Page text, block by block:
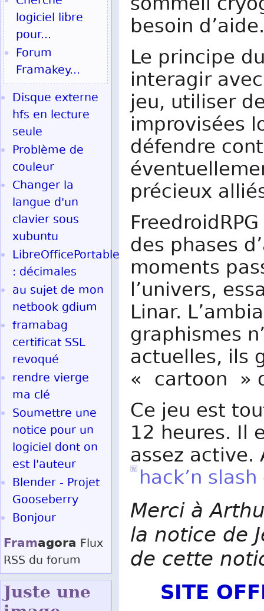
besoin d’aide.
Le principe
interagir
jeu, utiliser
improvisées
défendre
précieux
des phases
moments
l’univers,
Linar.
graphismes
actuelles, ils
« cartoon »
Ce jeu est
12 heures. Il
assez active.
hack’n slash
Merci à
la notice de
de cette
SITE
logiciel libre
pour...
Forum
Framakey...
Disque externe
hfs en lecture
seule
Problème de
couleur
Changer la
langue d'un
clavier sous
xubuntu
LibreOfficePortable
: décimales
au sujet de mon
netbook gdium
framabag
certificat SSL
revoqué
rendre vierge
ma clé
Soumettre une
notice pour un
logiciel dont on
est l'auteur
Blender - Projet
Gooseberry
Bonjour
Framagora Flux
RSS du forum
Juste une